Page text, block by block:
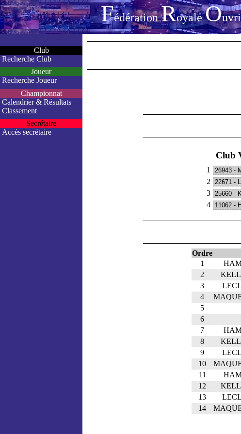
FédérationRoyaleO
Club
Recherche Club
Joueur
Recherche Joueur
Championnat
Calendrier & Résultats
Classement
Secrétaire
Accès secrétaire
Club
1
2
3
4
Ordre
1
2
3
4
5
6
7
8
9
10
11
12
13
14